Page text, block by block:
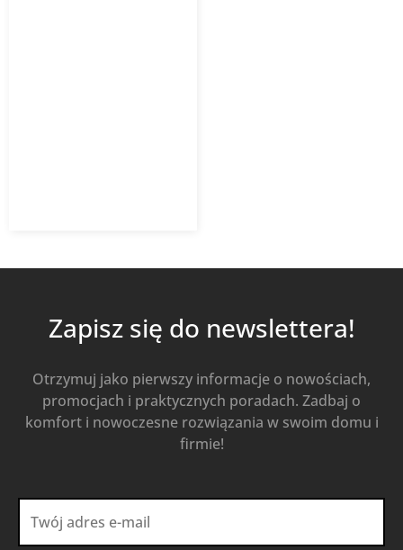
Zapisz się do newslettera!
Otrzymuj jako pierwszy informacje o nowościach,
promocjach i praktycznych poradach. Zadbaj o
komfort i nowoczesne rozwiązania w swoim domu i
firmie!